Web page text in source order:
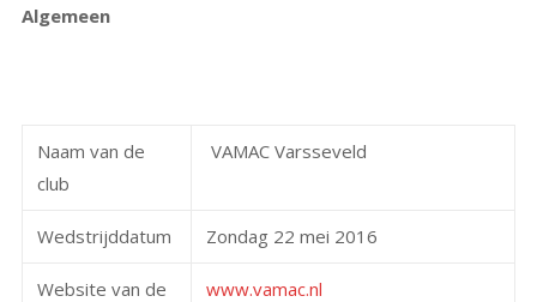
Algemeen
Naam van de
club
VAMAC Varsseveld
Wedstrijddatum Zondag 22 mei 2016
Website van de
www.vamac.nl